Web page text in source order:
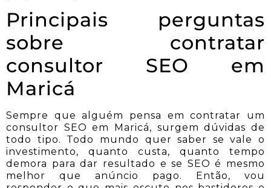
Principais perguntas
sobre contratar
consultor SEO em
Maricá
Sempre que alguém pensa em contratar um
consultor SEO em Maricá, surgem dúvidas de
todo tipo. Todo mundo quer saber se vale o
investimento, quanto custa, quanto tempo
demora para dar resultado e se SEO é mesmo
melhor que anúncio pago. Então, vou